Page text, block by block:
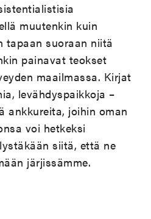
muutenkin kuin
tapaan suoraan niitä
painavat teokset
maailmassa. Kirjat
levähdyspaikkoja –
ankkureita, joihin oman
voi hetkeksi
siitä, että ne
järjissämme.